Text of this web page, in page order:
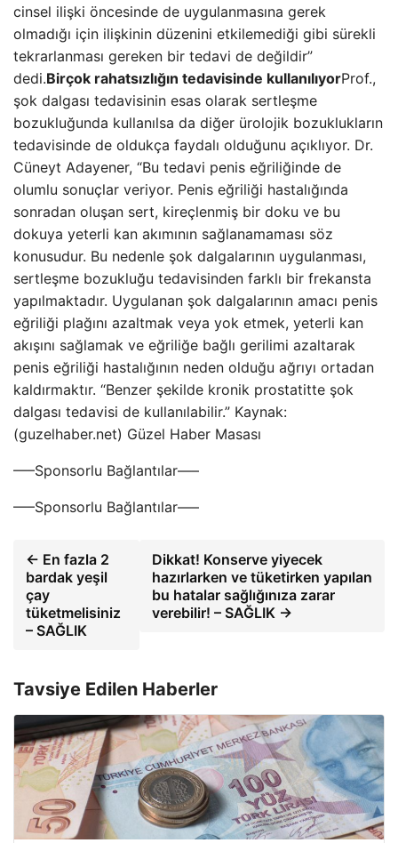
cinsel ilişki öncesinde de uygulanmasına gerek
olmadığı için ilişkinin düzenini etkilemediği gibi sürekli
tekrarlanması gereken bir tedavi de değildir”
dedi.Birçok rahatsızlığın tedavisinde kullanılıyorProf.,
şok dalgası tedavisinin esas olarak sertleşme
bozukluğunda kullanılsa da diğer ürolojik bozuklukların
tedavisinde de oldukça faydalı olduğunu açıklıyor. Dr.
Cüneyt Adayener, “Bu tedavi penis eğriliğinde de
olumlu sonuçlar veriyor. Penis eğriliği hastalığında
sonradan oluşan sert, kireçlenmiş bir doku ve bu
dokuya yeterli kan akımının sağlanamaması söz
konusudur. Bu nedenle şok dalgalarının uygulanması,
sertleşme bozukluğu tedavisinden farklı bir frekansta
yapılmaktadır. Uygulanan şok dalgalarının amacı penis
eğriliği plağını azaltmak veya yok etmek, yeterli kan
akışını sağlamak ve eğriliğe bağlı gerilimi azaltarak
penis eğriliği hastalığının neden olduğu ağrıyı ortadan
kaldırmaktır. “Benzer şekilde kronik prostatitte şok
dalgası tedavisi de kullanılabilir.” Kaynak:
(guzelhaber.net) Güzel Haber Masası
—–Sponsorlu Bağlantılar—–
—–Sponsorlu Bağlantılar—–
← En fazla 2
bardak yeşil
çay
tüketmelisiniz
– SAĞLIK
Dikkat! Konserve yiyecek
hazırlarken ve tüketirken yapılan
bu hatalar sağlığınıza zarar
verebilir! – SAĞLIK →
Tavsiye Edilen Haberler